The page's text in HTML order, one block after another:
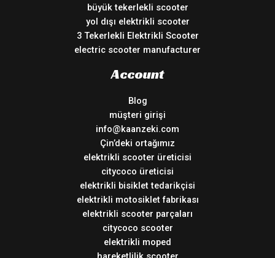
büyük tekerlekli scooter
yol dışı elektrikli scooter
3 Tekerlekli Elektrikli Scooter
electric scooter manufacturer
Account
Blog
müşteri girişi
info@kaanzeki.com
Çin’deki ortağımız
elektrikli scooter üreticisi
citycoco üreticisi
elektrikli bisiklet tedarikçisi
elektrikli motosiklet fabrikası
elektrikli scooter parçaları
citycoco scooter
elektrikli moped